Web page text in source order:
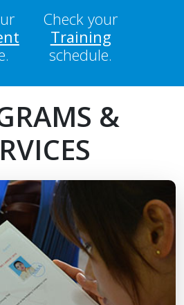
Check your
Training
schedule.
&